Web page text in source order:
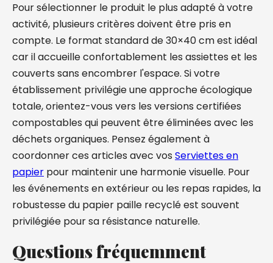
Pour sélectionner le produit le plus adapté à votre
activité, plusieurs critères doivent être pris en
compte. Le format standard de 30×40 cm est idéal
car il accueille confortablement les assiettes et les
couverts sans encombrer l'espace. Si votre
établissement privilégie une approche écologique
totale, orientez-vous vers les versions certifiées
compostables qui peuvent être éliminées avec les
déchets organiques. Pensez également à
coordonner ces articles avec vos Serviettes en
papier pour maintenir une harmonie visuelle. Pour
les événements en extérieur ou les repas rapides, la
robustesse du papier paille recyclé est souvent
privilégiée pour sa résistance naturelle.
Questions fréquemment